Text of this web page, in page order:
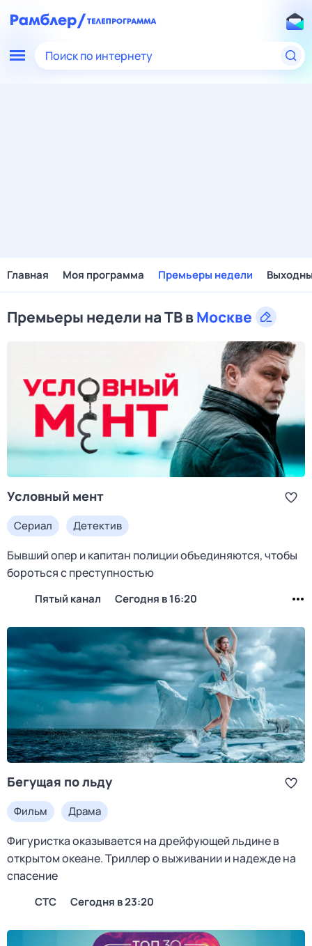
Поиск по интернету
Главная Моя программа Премьеры недели
Премьеры недели на ТВ вМоскве
Условный мент
Сериал Детектив
Бывший опер и капитан полиции объединяются, чтобы
бороться с преступностью
Пятый канал Сегодня в 16:20
Бегущая по льду
Фильм Драма
Фигуристка оказывается на дрейфующей льдине в
открытом океане. Триллер о выживании и надежде на
спасение
СТС Сегодня в 23:20